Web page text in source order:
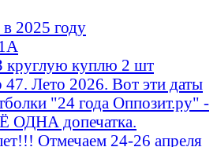
2025 году
куплю 2 шт
Лето 2026. Вот эти даты
"24 года Оппозит.ру" -
ОДНА допечатка.
Отмечаем 24-26 апреля